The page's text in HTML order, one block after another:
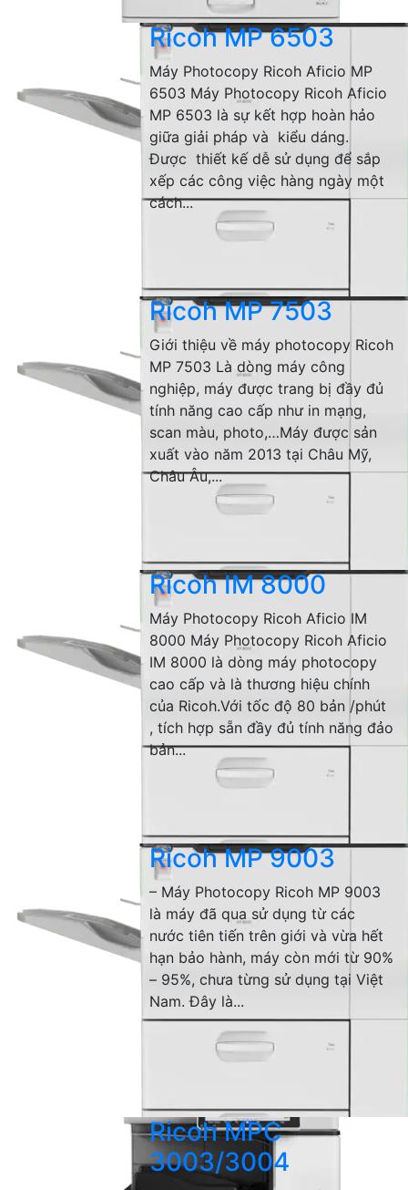
Ricoh MP 6503
Máy Photocopy Ricoh Aficio MP
6503 Máy Photocopy Ricoh Aficio
MP 6503 là sự kết hợp hoàn hảo
giữa giải pháp và kiểu dáng.
Được thiết kế dễ sử dụng để sắp
xếp các công việc hàng ngày một
cách...
Ricoh MP 7503
Giới thiệu về máy photocopy Ricoh
MP 7503 Là dòng máy công
nghiệp, máy được trang bị đầy đủ
tính năng cao cấp như in mạng,
scan màu, photo,…Máy được sản
xuất vào năm 2013 tại Châu Mỹ,
Châu Âu,...
Ricoh IM 8000
Máy Photocopy Ricoh Aficio IM
8000 Máy Photocopy Ricoh Aficio
IM 8000 là dòng máy photocopy
cao cấp và là thương hiệu chính
của Ricoh.Với tốc độ 80 bản /phút
, tích hợp sẵn đầy đủ tính năng đảo
bản...
Ricoh MP 9003
– Máy Photocopy Ricoh MP 9003
là máy đã qua sử dụng từ các
nước tiên tiến trên giới và vừa hết
hạn bảo hành, máy còn mới từ 90%
– 95%, chưa từng sử dụng tại Việt
Nam. Đây là...
Ricoh MPC
3003/3004